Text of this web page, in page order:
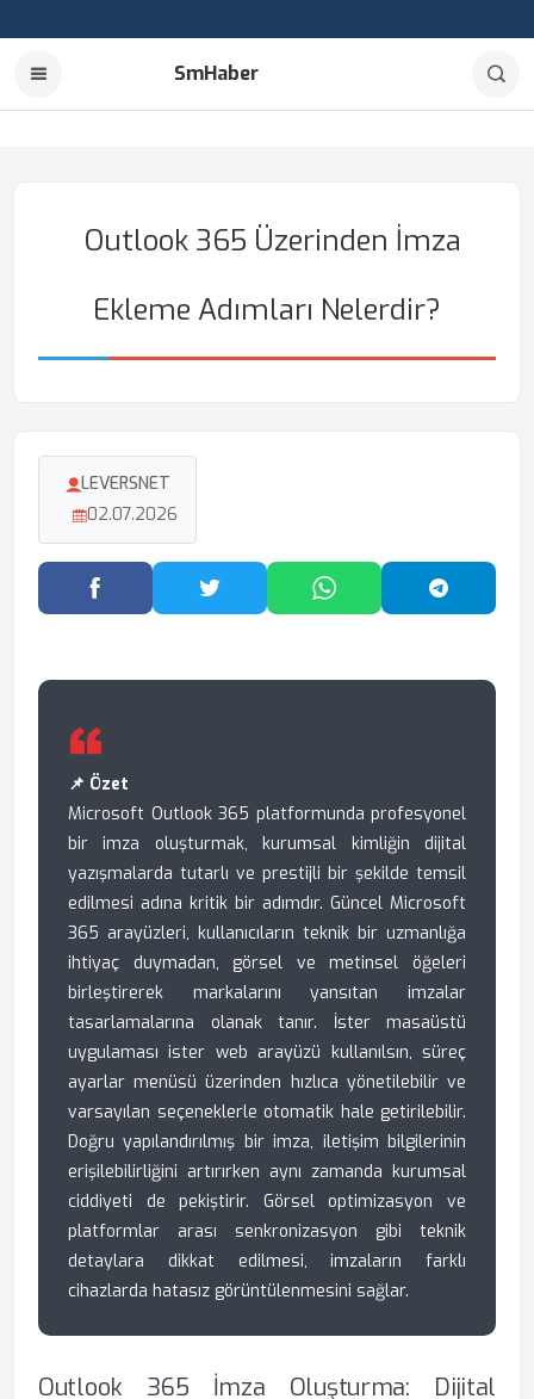
SmHaber
Outlook 365 Üzerinden İmza
Ekleme Adımları Nelerdir?
LEVERSNET
02.07.2026
Facebook'ta PaylaşTwitter'da PaylaşWhatsApp'ta Paylaş
📌 Özet
Microsoft Outlook 365 platformunda profesyonel
bir imza oluşturmak, kurumsal kimliğin dijital
yazışmalarda tutarlı ve prestijli bir şekilde temsil
edilmesi adına kritik bir adımdır. Güncel Microsoft
365 arayüzleri, kullanıcıların teknik bir uzmanlığa
ihtiyaç duymadan, görsel ve metinsel öğeleri
birleştirerek markalarını yansıtan imzalar
tasarlamalarına olanak tanır. İster masaüstü
uygulaması ister web arayüzü kullanılsın, süreç
ayarlar menüsü üzerinden hızlıca yönetilebilir ve
varsayılan seçeneklerle otomatik hale getirilebilir.
Doğru yapılandırılmış bir imza, iletişim bilgilerinin
erişilebilirliğini artırırken aynı zamanda kurumsal
ciddiyeti de pekiştirir. Görsel optimizasyon ve
platformlar arası senkronizasyon gibi teknik
detaylara dikkat edilmesi, imzaların farklı
cihazlarda hatasız görüntülenmesini sağlar.
Outlook 365 İmza Oluşturma: Dijital